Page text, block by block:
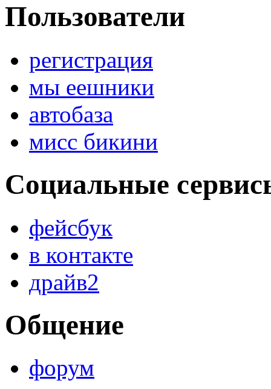
Пользователи
регистрация
мы еешники
автобаза
мисс бикини
Социальные
фейсбук
в контакте
драйв2
Общение
форум